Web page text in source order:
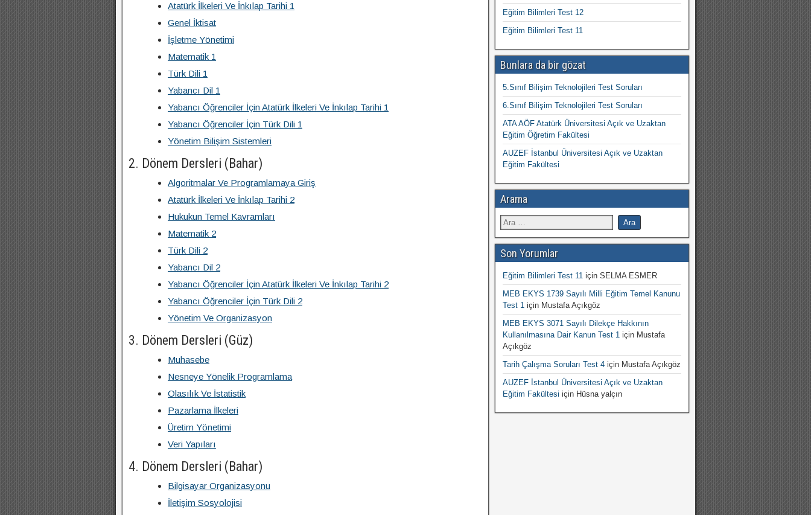
Atatürk İlkeleri Ve İnkılap Tarihi 1
Genel İktisat
İşletme Yönetimi
Matematik 1
Türk Dili 1
Yabancı Dil 1
Yabancı Öğrenciler İçin Atatürk İlkeleri Ve İnkılap Tarihi 1
Yabancı Öğrenciler İçin Türk Dili 1
Yönetim Bilişim Sistemleri
2. Dönem Dersleri (Bahar)
Algoritmalar Ve Programlamaya Giriş
Atatürk İlkeleri Ve İnkılap Tarihi 2
Hukukun Temel Kavramları
Matematik 2
Türk Dili 2
Yabancı Dil 2
Yabancı Öğrenciler İçin Atatürk İlkeleri Ve İnkılap Tarihi 2
Yabancı Öğrenciler İçin Türk Dili 2
Yönetim Ve Organizasyon
3. Dönem Dersleri (Güz)
Muhasebe
Nesneye Yönelik Programlama
Olasılık Ve İstatistik
Pazarlama İlkeleri
Üretim Yönetimi
Veri Yapıları
4. Dönem Dersleri (Bahar)
Bilgisayar Organizasyonu
İletişim Sosyolojisi
Eğitim Bilimleri Test 12
Eğitim Bilimleri Test 11
Bunlara da bir gözat
5.Sınıf Bilişim Teknolojileri Test Soruları
6.Sınıf Bilişim Teknolojileri Test Soruları
ATA AÖF Atatürk Üniversitesi Açık ve Uzaktan
Eğitim Öğretim Fakültesi
AUZEF İstanbul Üniversitesi Açık ve Uzaktan
Eğitim Fakültesi
Arama
Son Yorumlar
Eğitim Bilimleri Test 11için SELMA ESMER
MEB EKYS 1739 Sayılı Milli Eğitim Temel Kanunu
Test 1için Mustafa Açıkgöz
MEB EKYS 3071 Sayılı Dilekçe Hakkının
Kullanılmasına Dair Kanun Test 1için Mustafa
Açıkgöz
Tarih Çalışma Soruları Test 4için Mustafa Açıkgöz
AUZEF İstanbul Üniversitesi Açık ve Uzaktan
Eğitim Fakültesi için Hüsna yalçın